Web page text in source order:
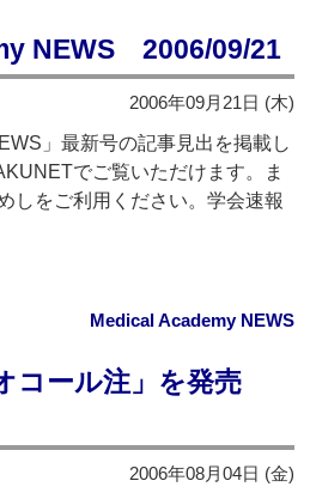
NEWS 2006/09/21
2006年09月21日 (木)
」最新号の記事見出を掲載し
でご覧いただけます。ま
しをご利用ください。学会速報
Medical Academy NEWS
コール注」を発売
2006年08月04日 (金)